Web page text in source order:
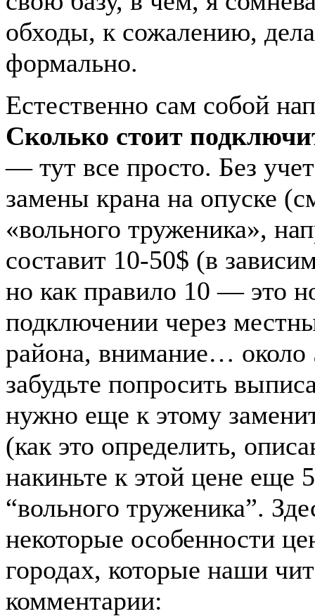
обходы, к сожалению,
формально.
Естественно сам собой
Сколько стоит
— тут все просто. Без
замены крана на опуске
«вольного труженика»,
составит 10-50$ (в
но как правило 10 — это
подключении через
района, внимание…
забудьте попросить
нужно еще к этому
(как это определить,
накиньте к этой цене еще
“вольного труженика”.
некоторые особенности
городах, которые наши
комментарии: